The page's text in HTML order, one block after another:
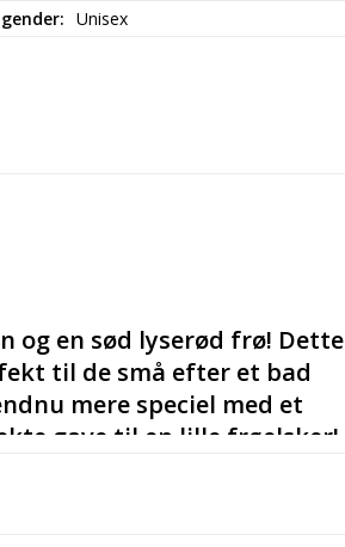
Unisex
og en sød lyserød frø! Dette
til de små efter et bad
mere speciel med et
gave til en lille frøelsker!